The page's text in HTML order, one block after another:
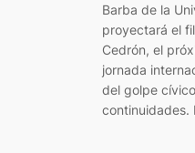
Barba de la
proyectará el
Cedrón, el
jornada
del golpe
continuidades.